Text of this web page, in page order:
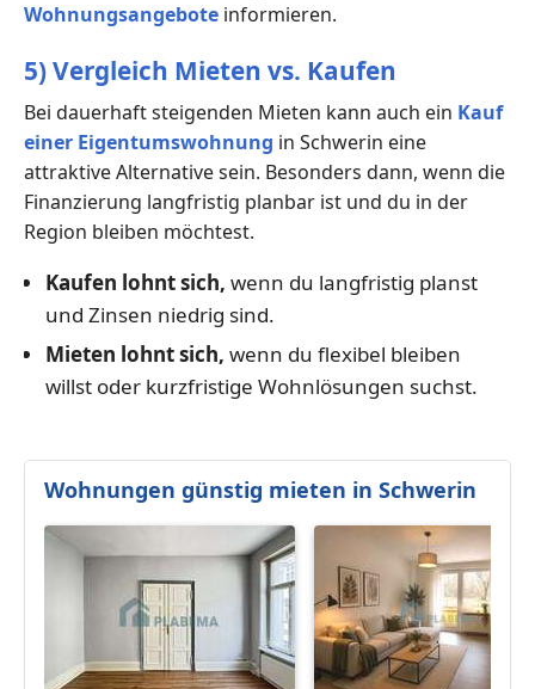
Wohnungsangebote informieren.
5) Vergleich Mieten vs. Kaufen
Bei dauerhaft steigenden Mieten kann auch ein Kauf
einer Eigentumswohnung in Schwerin eine
attraktive Alternative sein. Besonders dann, wenn die
Finanzierung langfristig planbar ist und du in der
Region bleiben möchtest.
Kaufen lohnt sich, wenn du langfristig planst
und Zinsen niedrig sind.
Mieten lohnt sich, wenn du flexibel bleiben
willst oder kurzfristige Wohnlösungen suchst.
Wohnungen günstig mieten in Schwerin